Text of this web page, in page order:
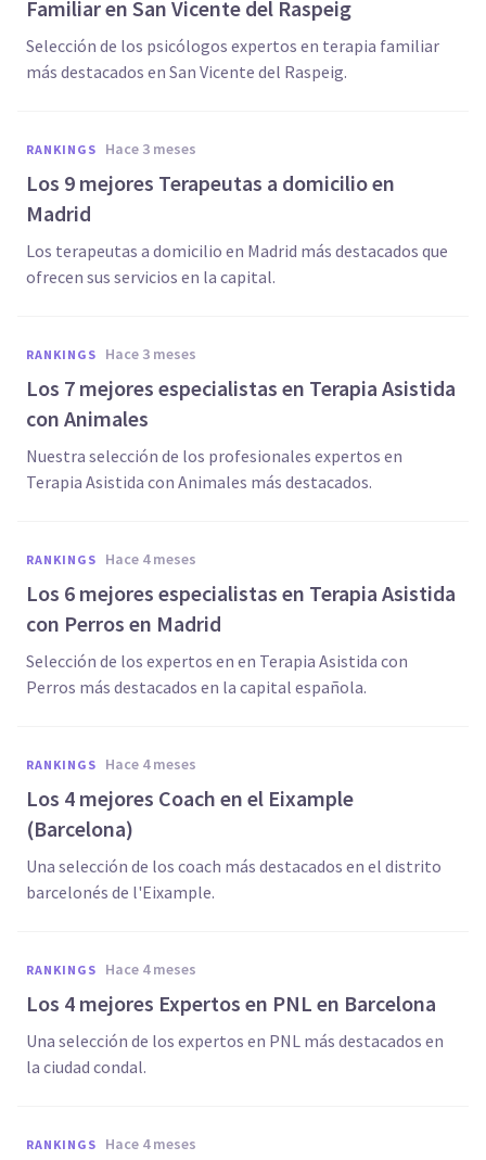
Familiar en San Vicente del Raspeig
Selección de los psicólogos expertos en terapia familiar
más destacados en San Vicente del Raspeig.
RANKINGS hace 3 meses
Los 9 mejores Terapeutas a domicilio en
Madrid
Los terapeutas a domicilio en Madrid más destacados que
ofrecen sus servicios en la capital.
RANKINGS hace 3 meses
Los 7 mejores especialistas en Terapia Asistida
con Animales
Nuestra selección de los profesionales expertos en
Terapia Asistida con Animales más destacados.
RANKINGS hace 4 meses
Los 6 mejores especialistas en Terapia Asistida
con Perros en Madrid
Selección de los expertos en en Terapia Asistida con
Perros más destacados en la capital española.
RANKINGS hace 4 meses
Los 4 mejores Coach en el Eixample
(Barcelona)
Una selección de los coach más destacados en el distrito
barcelonés de l'Eixample.
RANKINGS hace 4 meses
Los 4 mejores Expertos en PNL en Barcelona
Una selección de los expertos en PNL más destacados en
la ciudad condal.
RANKINGS hace 4 meses